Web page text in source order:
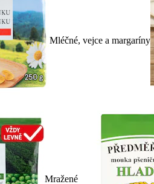
Mléčné, vejce a margaríny
Mražené